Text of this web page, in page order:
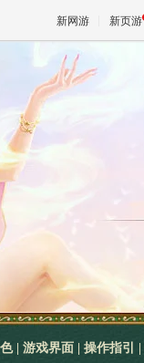
新网游 新页游
| 游戏界面 操作指引